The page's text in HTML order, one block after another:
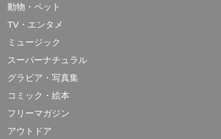
動物・ペット
TV・エンタメ
ミュージック
スーパーナチュラル
グラビア・写真集
コミック・絵本
フリーマガジン
アウトドア